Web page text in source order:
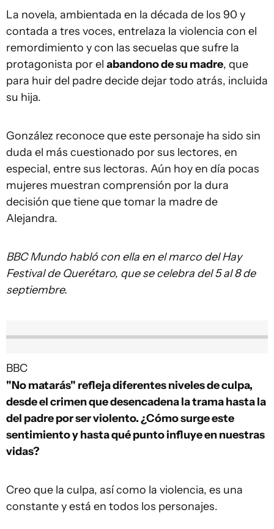
La novela, ambientada en la década de los 90 y
contada a tres voces, entrelaza la violencia con el
remordimiento y con las secuelas que sufre la
protagonista por el abandono de su madre, que
para huir del padre decide dejar todo atrás, incluida
su hija.
González reconoce que este personaje ha sido sin
duda el más cuestionado por sus lectores, en
especial, entre sus lectoras. Aún hoy en día pocas
mujeres muestran comprensión por la dura
decisión que tiene que tomar la madre de
Alejandra.
BBC Mundo habló con ella en el marco del Hay
Festival de Querétaro, que se celebra del 5 al 8 de
septiembre.
BBC
"No matarás" refleja diferentes niveles de culpa,
desde el crimen que desencadena la trama hasta la
del padre por ser violento. ¿Cómo surge este
sentimiento y hasta qué punto influye en nuestras
vidas?
Creo que la culpa, así como la violencia, es una
constante y está en todos los personajes.